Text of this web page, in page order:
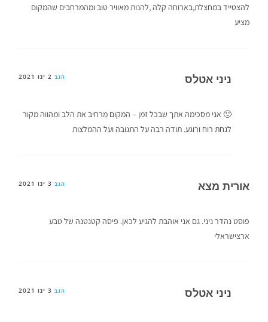
להצטייד במחצלת,בארוחה קלה ,להנות מאוויר טוב ומהמרחבים שהמקום
מציע
ניני אטלס הגב 2 ינו 2021
🙂 אני מסכימה אתך שבכל זמן – המקום מרחיב את הלב ומהווה מקור
לנחת רוח ורוגע. תודה רבה על התגובה ועל ההמלצות
אורית מצא הגב 3 ינו 2021
פוסט נהדר ניני. גם אני אוהבת להגיע לכאן. פיסה קטנטנה של טבע
ארצישראלי
ניני אטלס הגב 3 ינו 2021